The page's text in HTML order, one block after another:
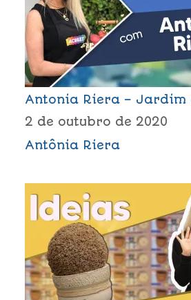
Antonia Riera – Jardim
2 de outubro de 2020
Antônia Riera